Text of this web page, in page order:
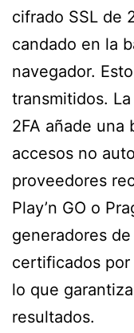
cifrado SSL de
candado en la
navegador.
transmitidos.
2FA añade una
accesos no
proveedores
Play’n GO o
generadores
certificados
lo que
resultados.